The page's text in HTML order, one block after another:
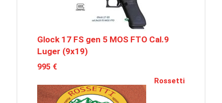
Glock 17 FS gen 5 MOS FTO Cal.9
Luger (9x19)
995 €
Rossetti